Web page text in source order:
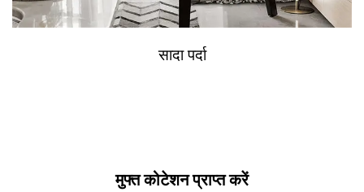
सादा पर्दा
मुफ्त कोटेशन प्राप्त करें